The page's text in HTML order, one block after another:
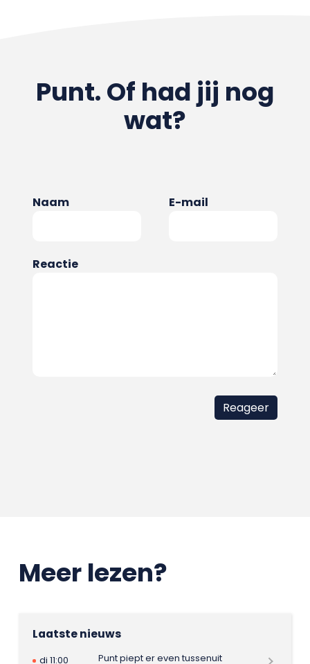
Punt. Of had jij nog
wat?
Naam E-mail
Reactie
Meer lezen?
Laatste nieuws
di 11:00
Punt piept er even tussenuit